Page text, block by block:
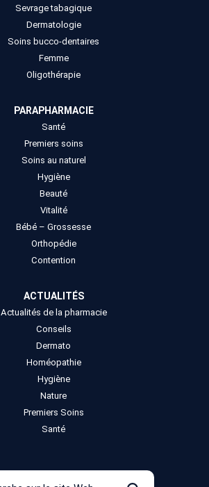
Sevrage tabagique
Dermatologie
Soins bucco-dentaires
Femme
Oligothérapie
PARAPHARMACIE
Santé
Premiers soins
Soins au naturel
Hygiène
Beauté
Vitalité
Bébé – Grossesse
Orthopédie
Contention
ACTUALITÉS
Actualités de la pharmacie
Conseils
Dermato
Homéopathie
Hygiène
Nature
Premiers Soins
Santé